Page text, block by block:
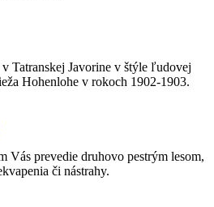
Tatranskej Javorine v štýle ľudovej
Hohenlohe v rokoch 1902-1903.
Vás prevedie druhovo pestrým lesom,
či nástrahy.